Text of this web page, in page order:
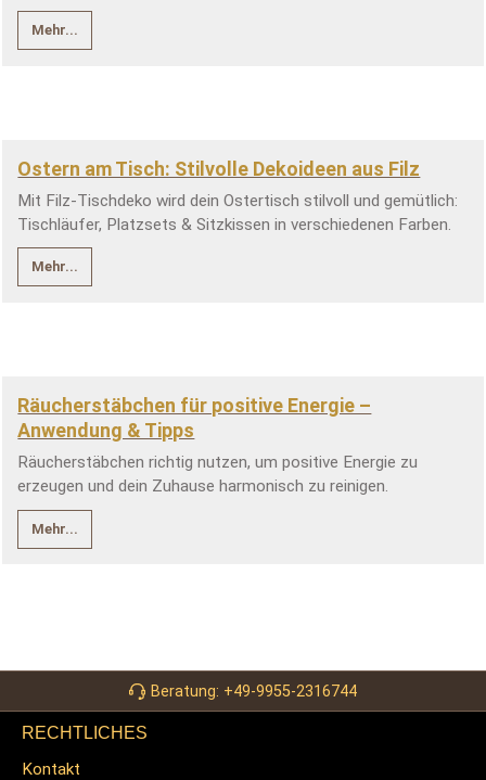
Mehr...
Ostern am Tisch: Stilvolle Dekoideen aus Filz
Mit Filz-Tischdeko wird dein Ostertisch stilvoll und gemütlich:
Tischläufer, Platzsets & Sitzkissen in verschiedenen Farben.
Mehr...
Räucherstäbchen für positive Energie –
Anwendung & Tipps
Räucherstäbchen richtig nutzen, um positive Energie zu
erzeugen und dein Zuhause harmonisch zu reinigen.
Mehr...
Beratung: +49-9955-2316744
RECHTLICHES
Kontakt